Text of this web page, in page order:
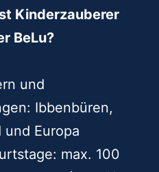
Kinderzauberer
BeLu?
und
Ibbenbüren,
und Europa
max. 100